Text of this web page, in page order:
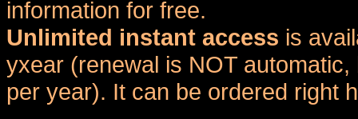
information for free.
Unlimited instant access is
yxear (renewal is NOT
per year). It can be ordered right